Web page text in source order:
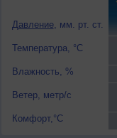
Давление, мм. рт. ст.
Температура, °C
Влажность, %
Ветер, метр/с
Комфорт,°C